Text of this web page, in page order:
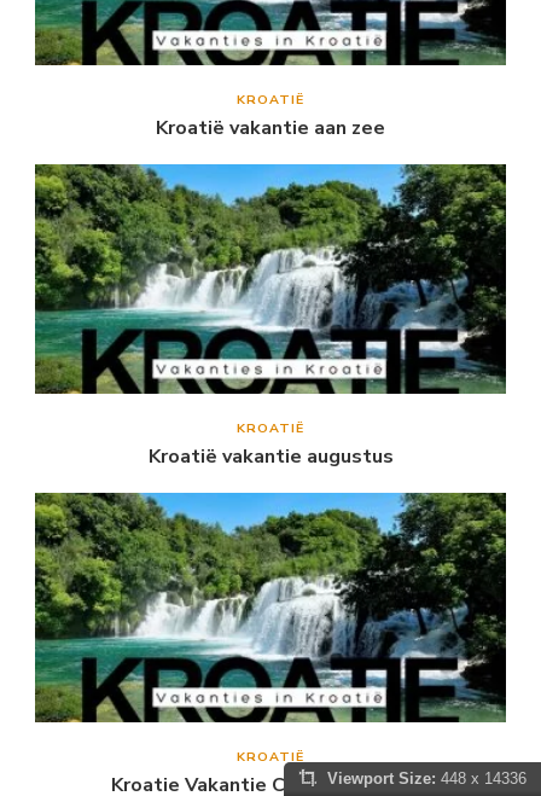
KROATIË
Kroatië vakantie aan zee
KROATIË
Kroatië vakantie augustus
KROATIË
Kroatie Vakantie Camping aan Zee
Viewport Size: 448 x 14336